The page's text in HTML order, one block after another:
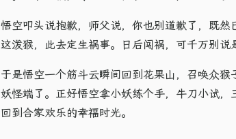
悟空叩头说抱歉，师父说，你也别道歉了，既
这泼猴，此去定生祸事。日后闯祸，可千万别说
于是悟空一个筋斗云瞬间回到花果山，召唤众
妖怪端了。正好悟空拿小妖练个手，牛刀小试
回到合家欢乐的幸福时光。